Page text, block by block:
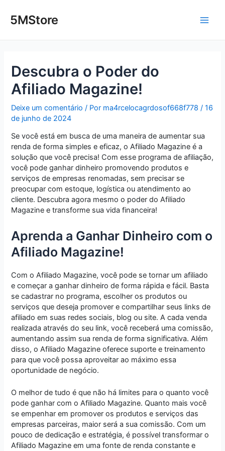
para5MStore
Descubra o Poder do
Afiliado Magazine!
Deixe um comentário / Por ma4rcelocagrdosof668f778/16
de junho de 2024
Se você está em busca de uma maneira de aumentar sua
renda de forma simples e eficaz, o Afiliado Magazine é a
solução que você precisa! Com esse programa de afiliação,
você pode ganhar dinheiro promovendo produtos e
serviços de empresas renomadas, sem precisar se
preocupar com estoque, logística ou atendimento ao
cliente. Descubra agora mesmo o poder do Afiliado
Magazine e transforme sua vida financeira!
Aprenda a Ganhar Dinheiro com o
Afiliado Magazine!
Com o Afiliado Magazine, você pode se tornar um afiliado
e começar a ganhar dinheiro de forma rápida e fácil. Basta
se cadastrar no programa, escolher os produtos ou
serviços que deseja promover e compartilhar seus links de
afiliado em suas redes sociais, blog ou site. A cada venda
realizada através do seu link, você receberá uma comissão,
aumentando assim sua renda de forma significativa. Além
disso, o Afiliado Magazine oferece suporte e treinamento
para que você possa aproveitar ao máximo essa
oportunidade de negócio.
O melhor de tudo é que não há limites para o quanto você
pode ganhar com o Afiliado Magazine. Quanto mais você
se empenhar em promover os produtos e serviços das
empresas parceiras, maior será a sua comissão. Com um
pouco de dedicação e estratégia, é possível transformar o
Afiliado Magazine em uma fonte de renda constante e
navigation